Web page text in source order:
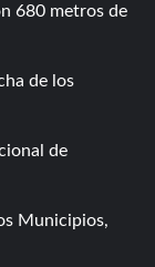
680 metros de
de los
de
Municipios,